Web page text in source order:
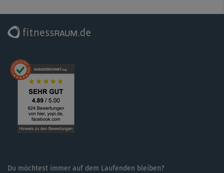
Du möchtest immer auf dem Laufenden bleiben?